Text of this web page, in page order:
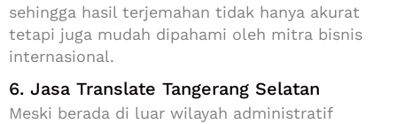
sehingga hasil terjemahan tidak hanya akurat
tetapi juga mudah dipahami oleh mitra bisnis
internasional.
6. Jasa Translate Tangerang Selatan
Meski berada di luar wilayah administratif